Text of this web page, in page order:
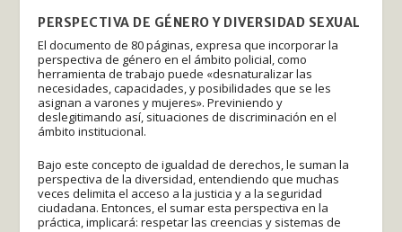
PERSPECTIVA DE GÉNERO Y DIVERSIDAD SEXUAL
El documento de 80 páginas, expresa que incorporar la
perspectiva de género en el ámbito policial, como
herramienta de trabajo puede «desnaturalizar las
necesidades, capacidades, y posibilidades que se les
asignan a varones y mujeres». Previniendo y
deslegitimando así, situaciones de discriminación en el
ámbito institucional.
Bajo este concepto de igualdad de derechos, le suman la
perspectiva de la diversidad, entendiendo que muchas
veces delimita el acceso a la justicia y a la seguridad
ciudadana. Entonces, el sumar esta perspectiva en la
práctica, implicará: respetar las creencias y sistemas de